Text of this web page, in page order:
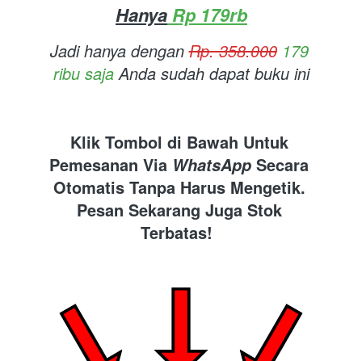
Hanya Rp 179rb
Jadi hanya dengan Rp. 358.000 179
ribu saja Anda sudah dapat buku ini
Klik Tombol di Bawah Untuk
Pemesanan Via WhatsApp Secara
Otomatis Tanpa Harus Mengetik.
Pesan Sekarang Juga Stok
Terbatas!